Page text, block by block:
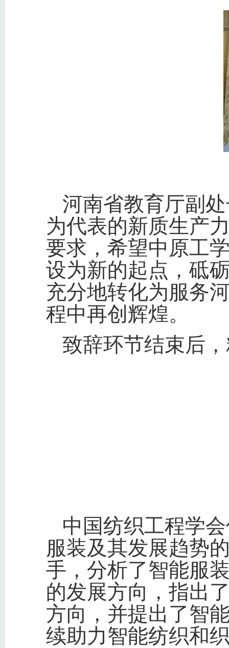
河南省教育厅副
为代表的新质生产
要求，希望中原工
设为新的起点，砥
充分地转化为服务
程中再创辉煌。
致辞环节结束后
中国纺织工程学
服装及其发展趋势
手，分析了智能服
的发展方向，指出
方向，并提出了智
续助力智能纺织和